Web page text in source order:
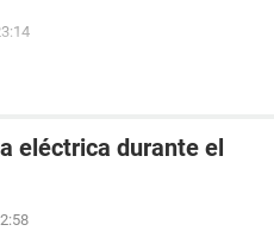
eléctrica durante el